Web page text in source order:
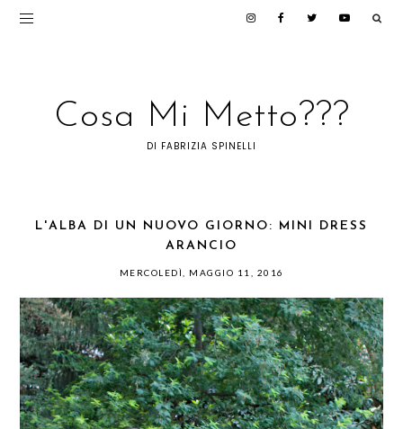
Cosa Mi Metto???
DI FABRIZIA SPINELLI
L'ALBA DI UN NUOVO GIORNO: MINI DRESS
MERCOLEDÌ, MAGGIO 11, 2016